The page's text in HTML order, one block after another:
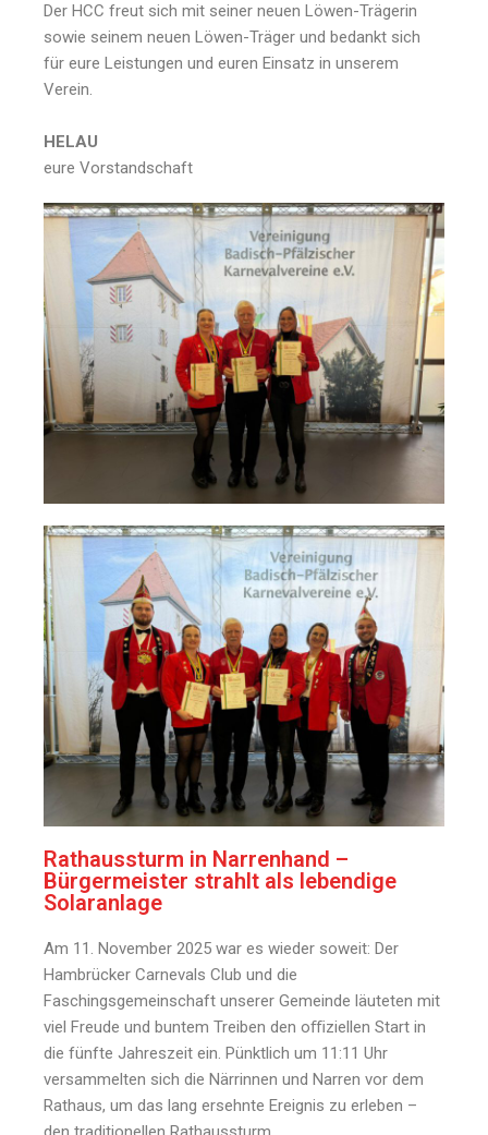
Der HCC freut sich mit seiner neuen Löwen-Trägerin
sowie seinem neuen Löwen-Träger und bedankt sich
für eure Leistungen und euren Einsatz in unserem
Verein.
HELAU
eure Vorstandschaft
Rathaussturm in Narrenhand –
Bürgermeister strahlt als lebendige
Solaranlage
Am 11. November 2025 war es wieder soweit: Der
Hambrücker Carnevals Club und die
Faschingsgemeinschaft unserer Gemeinde läuteten mit
viel Freude und buntem Treiben den oﬃziellen Start in
die fünfte Jahreszeit ein. Pünktlich um 11:11 Uhr
versammelten sich die Närrinnen und Narren vor dem
Rathaus, um das lang ersehnte Ereignis zu erleben –